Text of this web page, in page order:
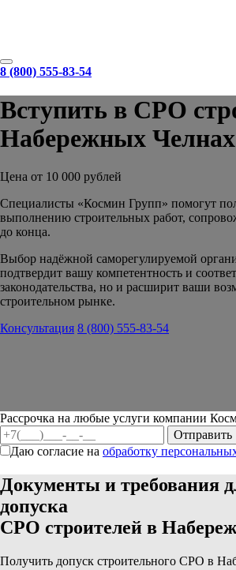
8 (800) 555-83-54
Вступить в СРО
Набережных Челнах
Цена от 10 000 рублей
Специалисты «Космин Групп» помогут
выполнению строительных работ,
до конца.
Выбор надёжной саморегулируемой
подтвердит вашу компетентность и
законодательства, но и расширит ваши
строительном рынке.
Консультация 8 (800) 555-83-54
Рассрочка на любые услуги компании
Даю согласие на обработку
Документы и требования
допуска
СРО строителей в
Получить допуск строительного СРО в